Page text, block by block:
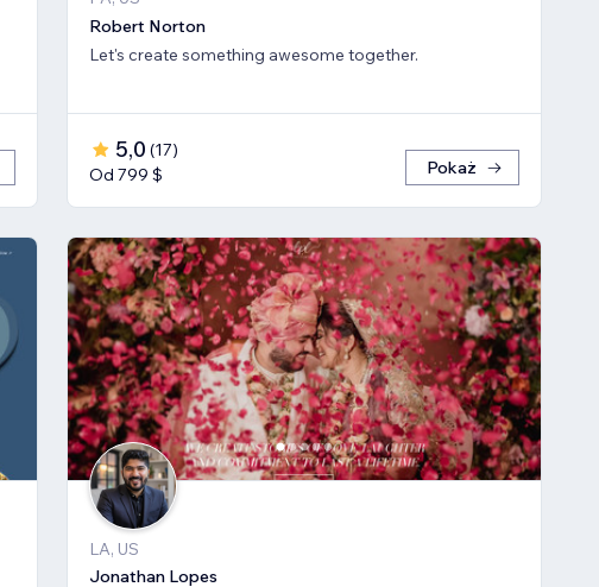
Robert Norton
Let's create something awesome together.
5,0 (17)
Od 799 $
Pokaż
LA, US
Jonathan Lopes